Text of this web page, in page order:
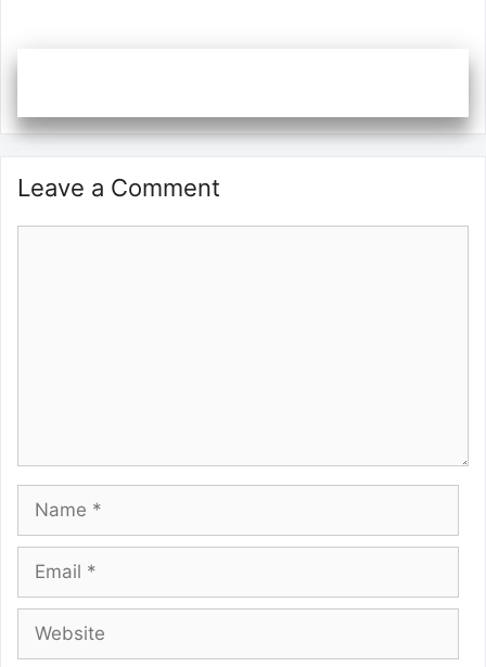
Leave a Comment
Name
Email
Website